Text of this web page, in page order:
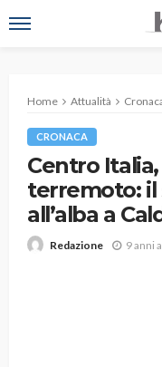
Home Attualità
CRONACA
Centro
terremoto: il
all’alba a
Redazione 9 anni